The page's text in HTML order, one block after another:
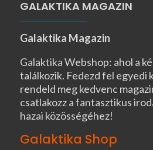
GALAKTIKA MAGAZIN
Galaktika Magazin
Galaktika Webshop: ahol a
találkozik. Fedezd fel egyedi
rendeld meg kedvenc
csatlakozz a fantasztikus
hazai közösségéhez!
Galaktika Shop